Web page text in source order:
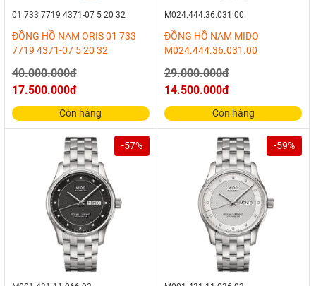
01 733 7719 4371-07 5 20 32
ĐỒNG HỒ NAM ORIS 01 733
7719 4371-07 5 20 32
40.000.000đ
17.500.000đ
Còn hàng
M024.444.36.031.00
ĐỒNG HỒ NAM MIDO
M024.444.36.031.00
29.000.000đ
14.500.000đ
Còn hàng
-57% -59%